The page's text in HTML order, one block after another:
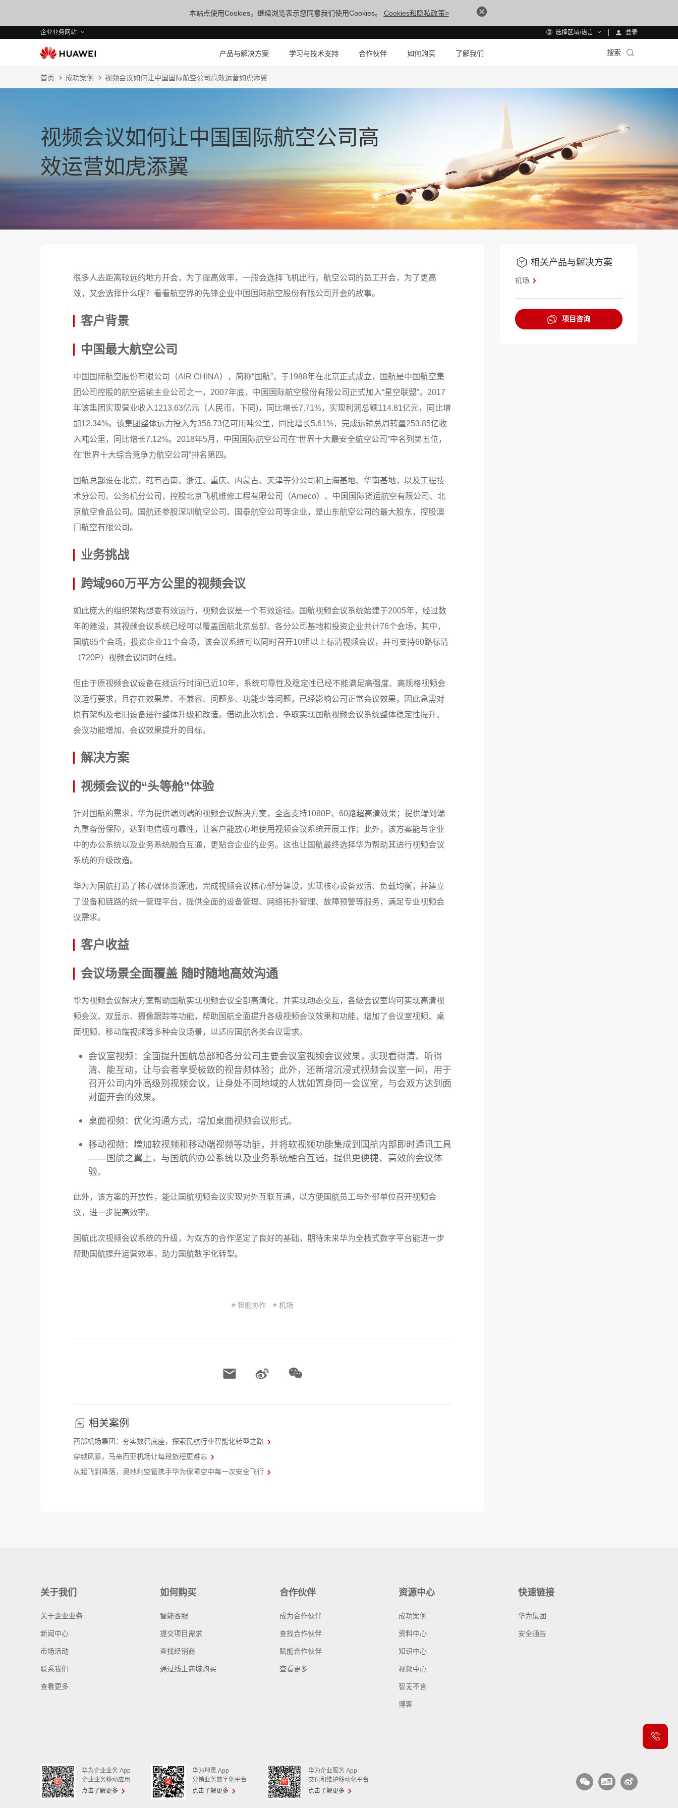
本站点使用Cookies，继续浏览表示您同意我们使用Cookies。 Cookies和隐私政策>
企业业务网站 选择区域/语言 登录
产品与解决方案 学习与技术支持 合作伙伴 如何购买 了解我们 搜索
首页 成功案例 视频会议如何让中国国际航空公司高效运营如虎添翼
视频会议如何让中国国际航空公司高
效运营如虎添翼
很多人去距离较远的地方开会，为了提高效率，一般会选择飞机出行。航空公司的员工开会，为了更高
效，又会选择什么呢？看看航空界的先锋企业中国国际航空股份有限公司开会的故事。
客户背景
中国最大航空公司
中国国际航空股份有限公司（AIR CHINA），简称“国航”，于1988年在北京正式成立，国航是中国航空集
团公司控股的航空运输主业公司之一，2007年底，中国国际航空股份有限公司正式加入“星空联盟”。2017
年该集团实现营业收入1213.63亿元（人民币，下同)，同比增长7.71%，实现利润总额114.81亿元，同比增
加12.34%。该集团整体运力投入为356.73亿可用吨公里，同比增长5.61%，完成运输总周转量253.85亿收
入吨公里，同比增长7.12%。2018年5月，中国国际航空公司在“世界十大最安全航空公司”中名列第五位，
在“世界十大综合竞争力航空公司”排名第四。
国航总部设在北京，辖有西南、浙江、重庆、内蒙古、天津等分公司和上海基地、华南基地，以及工程技
术分公司、公务机分公司，控股北京飞机维修工程有限公司（Ameco）、中国国际货运航空有限公司、北
京航空食品公司。国航还参股深圳航空公司、国泰航空公司等企业，是山东航空公司的最大股东，控股澳
门航空有限公司。
业务挑战
跨域960万平方公里的视频会议
如此庞大的组织架构想要有效运行，视频会议是一个有效途径。国航视频会议系统始建于2005年，经过数
年的建设，其视频会议系统已经可以覆盖国航北京总部、各分公司基地和投资企业共计76个会场，其中，
国航65个会场，投资企业11个会场，该会议系统可以同时召开10组以上标清视频会议，并可支持60路标清
（720P）视频会议同时在线。
但由于原视频会议设备在线运行时间已近10年，系统可靠性及稳定性已经不能满足高强度、高规格视频会
议运行要求，且存在效果差、不兼容、问题多、功能少等问题，已经影响公司正常会议效果，因此急需对
原有架构及老旧设备进行整体升级和改造。借助此次机会，争取实现国航视频会议系统整体稳定性提升、
会议功能增加、会议效果提升的目标。
解决方案
视频会议的“头等舱”体验
针对国航的需求，华为提供端到端的视频会议解决方案，全面支持1080P、60路超高清效果；提供端到端
九重备份保障，达到电信级可靠性，让客户能放心地使用视频会议系统开展工作；此外，该方案能与企业
中的办公系统以及业务系统融合互通，更贴合企业的业务。这也让国航最终选择华为帮助其进行视频会议
系统的升级改造。
华为为国航打造了核心媒体资源池，完成视频会议核心部分建设，实现核心设备双活、负载均衡，并建立
了设备和链路的统一管理平台，提供全面的设备管理、网络拓扑管理、故障预警等服务，满足专业视频会
议需求。
客户收益
会议场景全面覆盖 随时随地高效沟通
华为视频会议解决方案帮助国航实现视频会议全部高清化，并实现动态交互，各级会议室均可实现高清视
频会议、双显示、摄像跟踪等功能，帮助国航全面提升各级视频会议效果和功能，增加了会议室视频、桌
面视频、移动端视频等多种会议场景，以适应国航各类会议需求。
会议室视频：全面提升国航总部和各分公司主要会议室视频会议效果，实现看得清、听得
清、能互动，让与会者享受极致的视音频体验；此外，还新增沉浸式视频会议室一间，用于
召开公司内外高级别视频会议，让身处不同地域的人犹如置身同一会议室，与会双方达到面
对面开会的效果。
桌面视频：优化沟通方式，增加桌面视频会议形式。
移动视频：增加软视频和移动端视频等功能，并将软视频功能集成到国航内部即时通讯工具
——国航之翼上，与国航的办公系统以及业务系统融合互通，提供更便捷、高效的会议体
验。
此外，该方案的开放性，能让国航视频会议实现对外互联互通，以方便国航员工与外部单位召开视频会
议，进一步提高效率。
国航此次视频会议系统的升级，为双方的合作坚定了良好的基础，期待未来华为全栈式数字平台能进一步
帮助国航提升运营效率，助力国航数字化转型。
# 智能协作 # 机场
相关案例
西部机场集团：夯实数智底座，探索民航行业智能化转型之路
穿越风暴，马来西亚机场让每段旅程更难忘
从起飞到降落，奥地利空管携手华为保障空中每一次安全飞行
相关产品与解决方案
机场
项目咨询
关于我们
关于企业业务
新闻中心
市场活动
联系我们
查看更多
如何购买
智能客服
提交项目需求
查找经销商
通过线上商城购买
合作伙伴
成为合作伙伴
查找合作伙伴
赋能合作伙伴
查看更多
资源中心
成功案例
资料中心
知识中心
视频中心
智无不言
博客
快速链接
华为集团
安全通告
华为企业业务 App
企业业务移动应用
点击了解更多
华为坤灵 App
分销业务数字化平台
点击了解更多
华为企业服务 App
交付和维护移动化平台
点击了解更多